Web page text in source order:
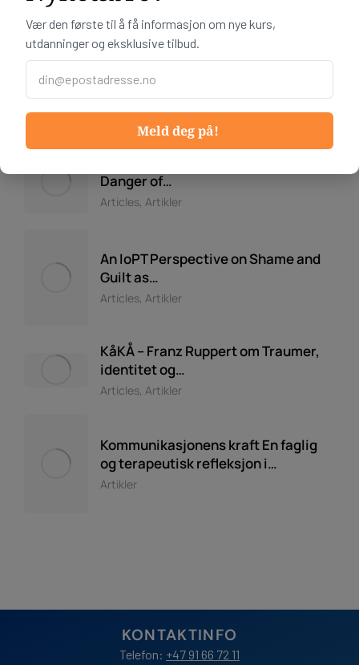
The Influence of IoPT on Hashimoto
Danger of…
Articles, Artikler
An IoPT Perspective on Shame and
Guilt as…
Articles, Artikler
KåKÅ – Franz Ruppert om Traumer,
identitet og…
Articles, Artikler
Kommunikasjonens kraft En faglig
og terapeutisk refleksjon i…
Artikler
KONTAKTINFO
Telefon: +47 91 66 72 11
Vær den første til å få informasjon om nye kurs,
utdanninger og eksklusive tilbud.
Meld deg på!